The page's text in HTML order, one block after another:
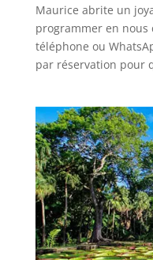
Maurice abrite un
programmer en
téléphone ou
par réservation pour